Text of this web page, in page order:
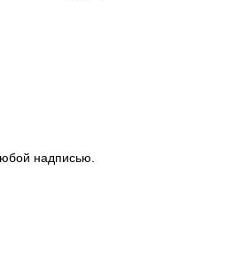
надписью.